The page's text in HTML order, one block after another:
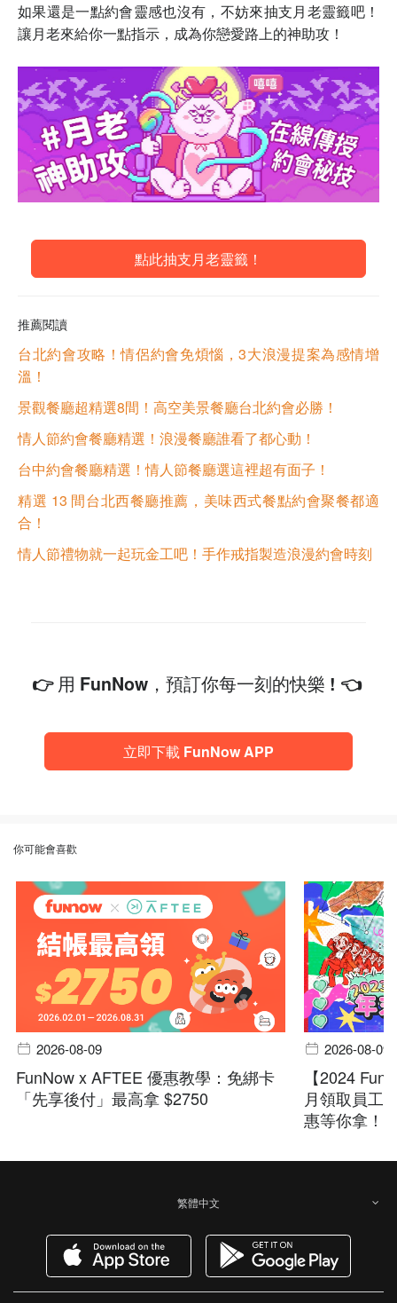
如果還是一點約會靈感也沒有，不妨來抽支月老靈籤吧！
讓月老來給你一點指示，成為你戀愛路上的神助攻！
點此抽支月老靈籤！
推薦閱讀
台北約會攻略！情侶約會免煩惱，3大浪漫提案為感情增
溫！
景觀餐廳超精選8間！高空美景餐廳台北約會必勝！
情人節約會餐廳精選！浪漫餐廳誰看了都心動！
台中約會餐廳精選！情人節餐廳選這裡超有面子！
精選 13 間台北西餐廳推薦，美味西式餐點約會聚餐都適
合！
情人節禮物就一起玩金工吧！手作戒指製造浪漫約會時刻
👉 用 FunNow，預訂你每一刻的快樂 ! 👈
立即下載 FunNow APP
你可能會喜歡
2026-08-09
FunNow x AFTEE 優惠教學：免綁卡
「先享後付」最高拿 $2750
2026-08-09
【2024
月領取員工
惠等你拿！
繁體中文